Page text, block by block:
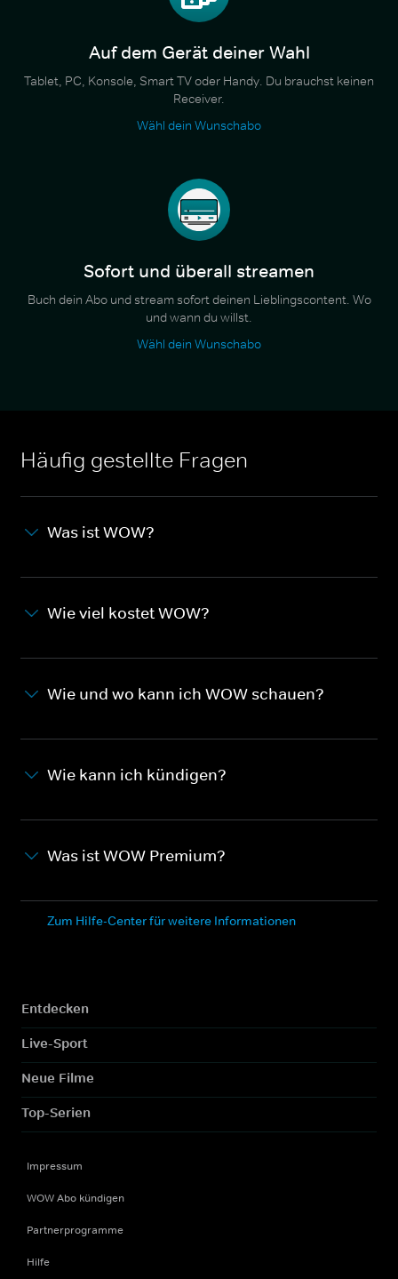
Auf dem Gerät deiner Wahl
Tablet, PC, Konsole, Smart TV oder Handy. Du brauchst keinen
Receiver.
Wähl dein Wunschabo
Sofort und überall streamen
Buch dein Abo und stream sofort deinen Lieblingscontent. Wo
und wann du willst.
Wähl dein Wunschabo
Häufig gestellte Fragen
Was ist WOW?
Wie viel kostet WOW?
Wie und wo kann ich WOW schauen?
Wie kann ich kündigen?
Was ist WOW Premium?
Zum Hilfe-Center für weitere Informationen
Entdecken
Live-Sport
Neue Filme
Top-Serien
Impressum
WOW Abo kündigen
Partnerprogramme
Hilfe